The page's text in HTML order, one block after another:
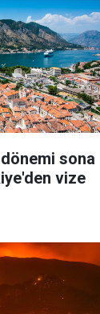
sona
vize